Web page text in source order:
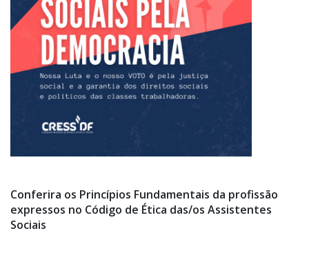
Conferira os Princípios Fundamentais da profissão
expressos no Código de Ética das/os Assistentes
Sociais